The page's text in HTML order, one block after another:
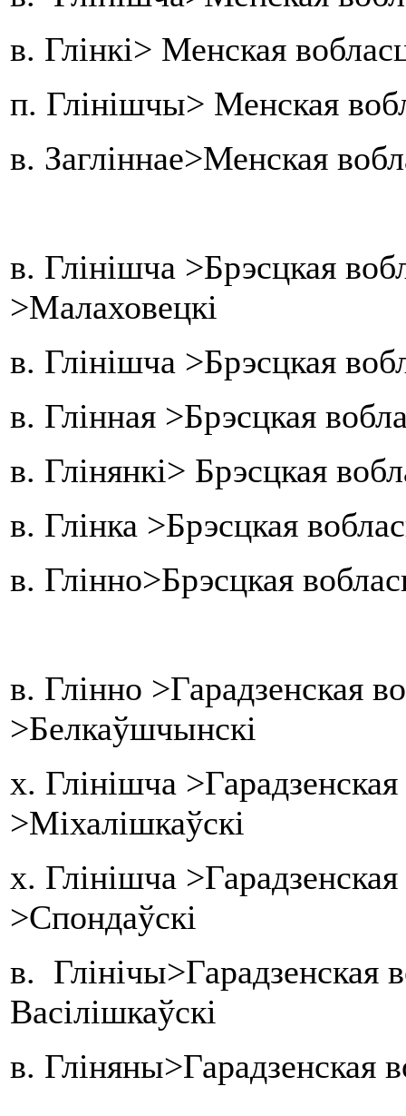
в. Глінкі> Менская
п. Глінішчы> Менская
в. Загліннае>Менская
в. Глінішча >Брэсцкая
>Малаховецкі
в. Глінішча >Брэсцкая
в. Глінная >Брэсцкая
в. Глінянкі> Брэсцкая
в. Глінка >Брэсцкая
в. Глінно>Брэсцкая
в. Глінно >Гарадзенская
>Белкаўшчынскі
х. Глінішча
>Міхалішкаўскі
х. Глінішча
>Спондаўскі
в.
Васілішкаўскі
в. Гліняны>Гарадзенская